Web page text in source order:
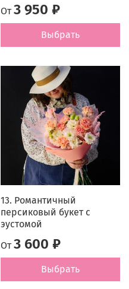
От 3 950 ₽
Выбрать
13. Романтичный
персиковый букет с
эустомой
От 3 600 ₽
Выбрать